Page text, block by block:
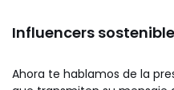
Influencers
Ahora te hablamos de la